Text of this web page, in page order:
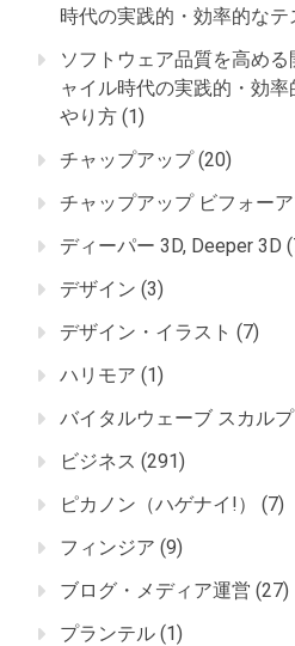
時代の実践的・効率的な
ソフトウェア品質を高め
ャイル時代の実践的・効
やり方 (1)
チャップアップ(20)
チャップアップ ビフォー
ディーパー 3D, Deeper 3D
デザイン (3)
デザイン・イラスト (7)
ハリモア (1)
バイタルウェーブ スカル
ビジネス (291)
ピカノン（ハゲナイ!）
(7)
フィンジア (9)
ブログ・メディア運営 (27)
プランテル (1)